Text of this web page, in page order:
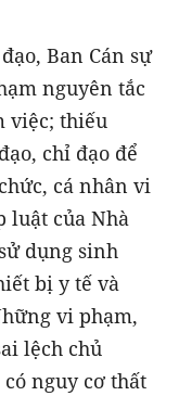
Ban Cán sự
nguyên tắc
việc; thiếu
chỉ đạo để
cá nhân vi
luật của Nhà
dụng sinh
bị y tế và
vi phạm,
lệch chủ
nguy cơ thất